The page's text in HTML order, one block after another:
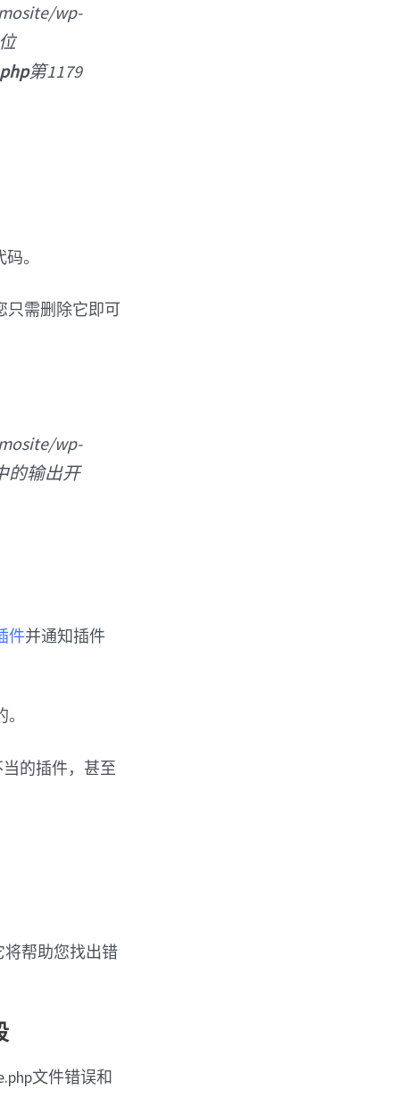
wp-
第1179
。
只需删除它即可
wp-
的输出开
件并通知插件
的插件，甚至
帮助您找出错
文件错误和